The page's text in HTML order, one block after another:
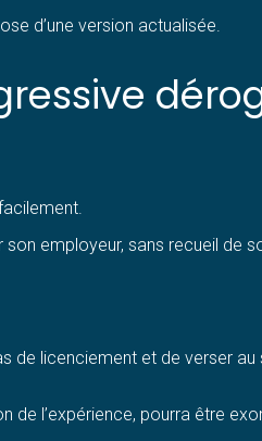
d’une version actualisée.
employeur, sans recueil de
de licenciement et de verser au
de l’expérience, pourra être